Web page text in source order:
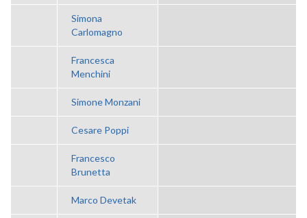
Simona
Carlomagno
Francesca
Menchini
Simone Monzani
Cesare Poppi
Francesco
Brunetta
Marco Devetak